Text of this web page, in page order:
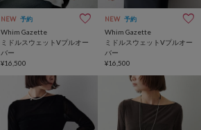
NEW 予約
Whim Gazette
ミドルスウェットVプルオー
バー
¥16,500
NEW 予約
Whim Gazette
ミドルスウェットVプルオー
バー
¥16,500